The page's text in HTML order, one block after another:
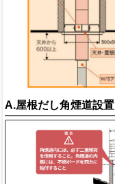
A.屋根だし角煙道設置